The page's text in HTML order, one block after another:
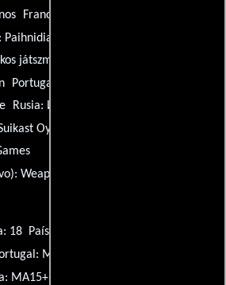
Francia:
Paihnidia dolofonon
játszma
Portugal:
Rusia: Игры киллеров
Oyunlari
Weapon
18 Países Bajos: 16
M/16
MA15+